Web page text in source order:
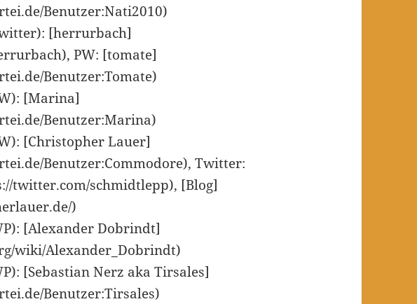
Benutzer:Nati2010)
[herrurbach]
PW: [tomate]
Benutzer:Tomate)
[Marina]
Benutzer:Marina)
[Christopher Lauer]
Benutzer:Commodore), Twitter:
twitter.com/schmidtlepp), [Blog]
)
[Alexander Dobrindt]
wiki/Alexander_Dobrindt)
[Sebastian Nerz aka Tirsales]
Benutzer:Tirsales)